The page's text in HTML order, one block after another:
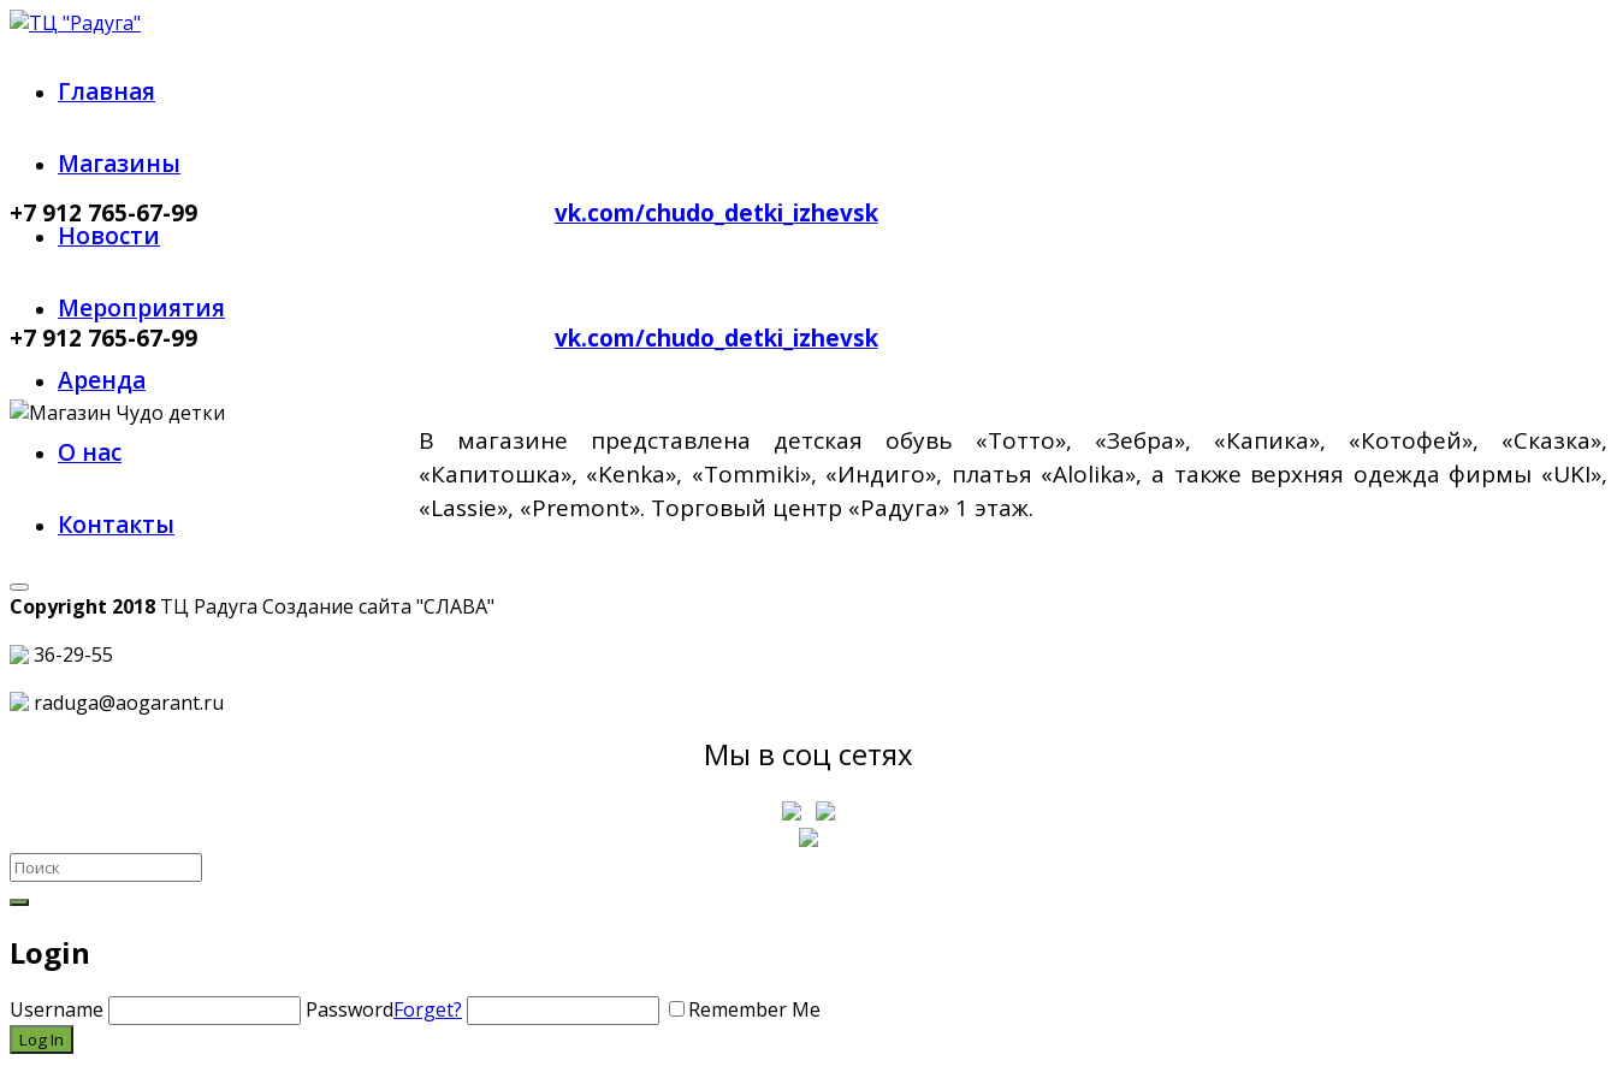
Главная
Магазины
Новости
Мероприятия
Аренда
О нас
Контакты
+7 912 765-67-99 vk.com/chudo_detki_izhevsk
+7 912 765-67-99 vk.com/chudo_detki_izhevsk
В магазине представлена детская обувь «Тотто», «Зебра», «Капика», «Котофей», «Сказка»,
«Капитошка», «Kenka», «Tommiki», «Индиго», платья «Alolika», а также верхняя одежда фирмы «UKI»,
«Lassie», «Premont». Торговый центр «Радуга» 1 этаж.
Copyright 2018 ТЦ Радуга Создание сайта "СЛАВА"
36-29-55
raduga@aogarant.ru
Мы в соц сетях
Login
Username PasswordForget? Remember Me